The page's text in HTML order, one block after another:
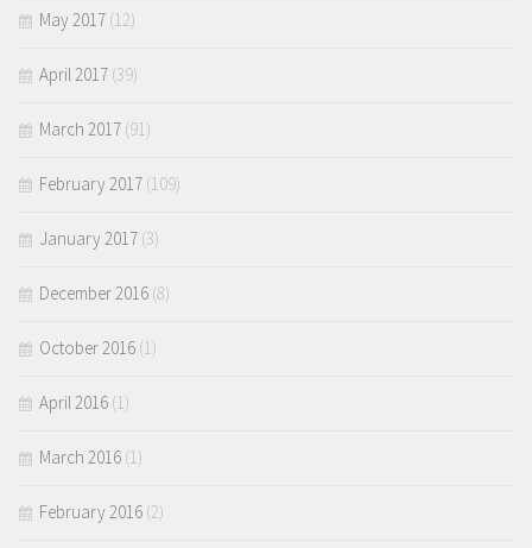
May 2017 (12)
April 2017 (39)
March 2017 (91)
February 2017 (109)
January 2017 (3)
December 2016 (8)
October 2016 (1)
April 2016 (1)
March 2016 (1)
February 2016 (2)